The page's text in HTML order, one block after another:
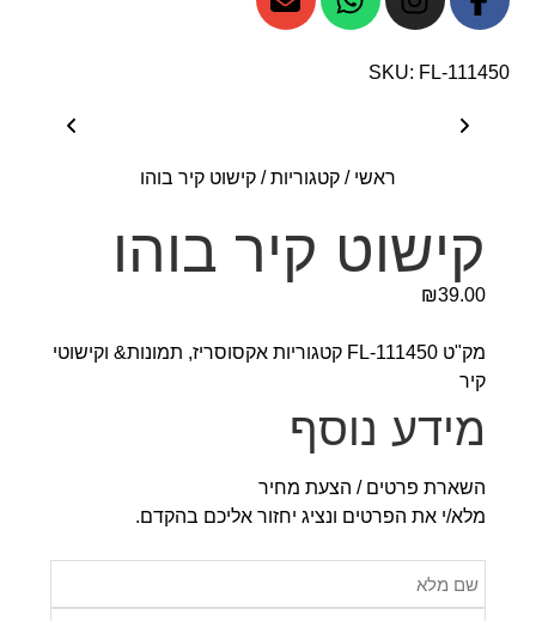
SKU: FL-111450
ראשי / קטגוריות/ קישוט קיר בוהו
קישוט קיר בוהו
₪39.00
מק"טFL-111450 קטגוריות אקסוסריז, תמונות& וקישוטי
קיר
מידע נוסף
השארת פרטים / הצעת מחיר
מלא/י את הפרטים ונציג יחזור אליכם בהקדם.